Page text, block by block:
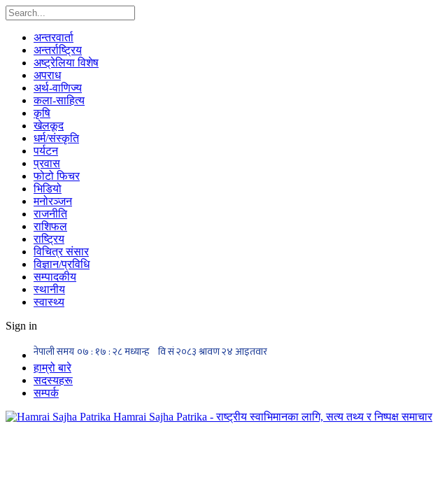
अन्तरवार्ता
अन्तर्राष्ट्रिय
अष्ट्रेलिया विशेष
अपराध
अर्थ-वाणिज्य
कला-साहित्य
कृषि
खेलकूद
धर्म/संस्कृति
पर्यटन
प्रवास
फोटो फिचर
भिडियो
मनोरञ्जन
राजनीति
राशिफल
राष्ट्रिय
विचित्र संसार
विज्ञान/प्रविधि
सम्पादकीय
स्थानीय
स्वास्थ्य
Sign in
हाम्रो बारे
सदस्यहरू
सम्पर्क
Hamrai Sajha Patrika - राष्ट्रीय स्वाभिमानका लागि, सत्य तथ्य र निष्पक्ष समाचार